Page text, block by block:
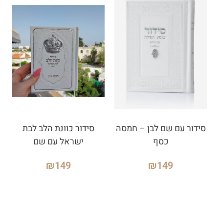
סידור עם שם לבן – חמסה
כסף
₪149
סידור כוונת הלב לבת
ישראל עם שם
₪149